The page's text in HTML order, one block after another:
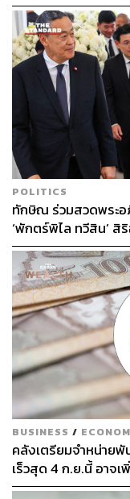
POLITICS
ทักษิณ ร่วมสวดพระอ
‘พักตร์พิไล ทวีสิน’ สิ
หลากวงการร่วมอาลัย
BUSINESS /
คลังเตรียมจำหน่าย
เร็วสุด 4 ก.ย.นี้ อาจ
First มากขึ้น